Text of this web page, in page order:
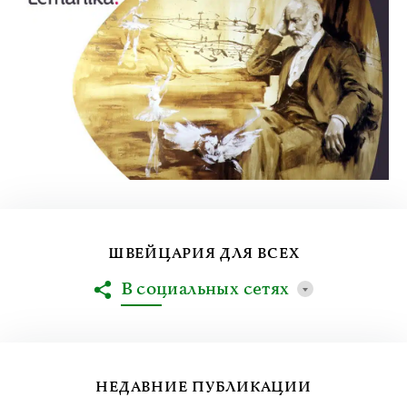
НЕДАВНИЕ ПУБЛИКАЦИИ
ШВЕЙЦАРИЯ ДЛЯ ВСЕХ
В социальных сетях